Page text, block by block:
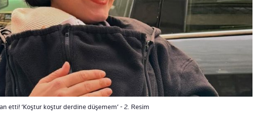
etti! ‘Koştur koştur derdine düşemem’ - 2. Resim